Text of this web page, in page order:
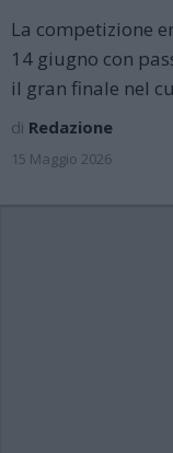
La competizione
14 giugno con
il gran finale nel
di Redazione
15 Maggio 2026